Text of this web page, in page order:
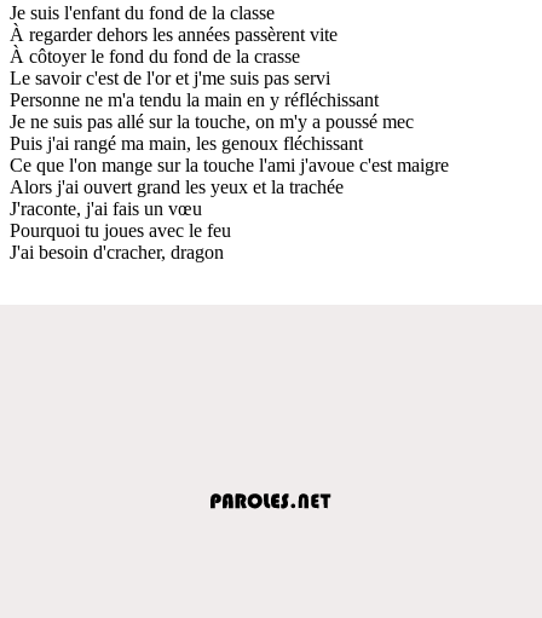
Je suis l'enfant du fond de la classe
À regarder dehors les années passèrent vite
À côtoyer le fond du fond de la crasse
Le savoir c'est de l'or et j'me suis pas servi
Personne ne m'a tendu la main en y réfléchissant
Je ne suis pas allé sur la touche, on m'y a poussé mec
Puis j'ai rangé ma main, les genoux fléchissant
Ce que l'on mange sur la touche l'ami j'avoue c'est maigre
Alors j'ai ouvert grand les yeux et la trachée
J'raconte, j'ai fais un vœu
Pourquoi tu joues avec le feu
J'ai besoin d'cracher, dragon